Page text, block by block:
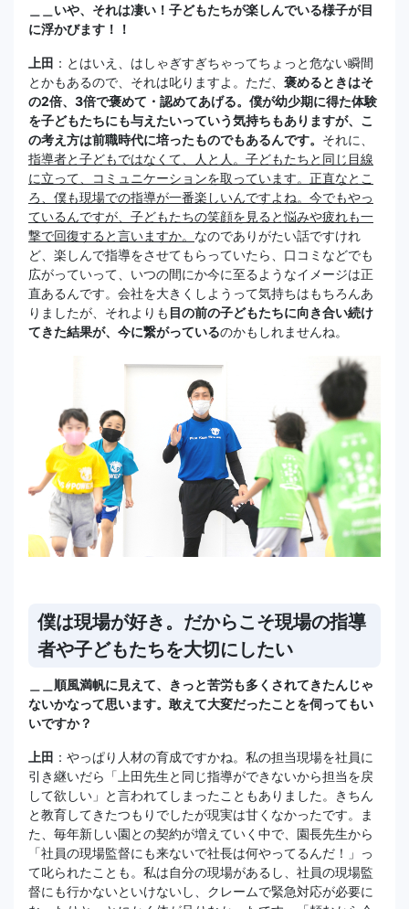
＿＿いや、それは凄い！子どもたちが楽しんでいる様子が目
に浮かびます！！
上田 ：とはいえ、はしゃぎすぎちゃってちょっと危ない瞬間
とかもあるので、それは叱りますよ。ただ、 褒めるときはそ
の2倍、3倍で褒めて・認めてあげる。僕が幼少期に得た体験
を子どもたちにも与えたいっていう気持ちもありますが、こ
の考え方は前職時代に培ったものでもあるんです。 それに、
指導者と子どもではなくて、人と人。子どもたちと同じ目線
に立って、コミュニケーションを取っています。正直なとこ
ろ、僕も現場での指導が一番楽しいんですよね。今でもやっ
ているんですが、子どもたちの笑顔を見ると悩みや疲れも一
撃で回復すると言いますか。 なのでありがたい話ですけれ
ど、楽しんで指導をさせてもらっていたら、口コミなどでも
広がっていって、いつの間にか今に至るようなイメージは正
直あるんです。会社を大きくしようって気持ちはもちろんあ
りましたが、それよりも 目の前の子どもたちに向き合い続け
てきた結果が、今に繋がっているのかもしれませんね。
僕は現場が好き。だからこそ現場の指導
者や子どもたちを大切にしたい
＿＿順風満帆に見えて、きっと苦労も多くされてきたんじゃ
ないかなって思います。敢えて大変だったことを伺ってもい
いですか？
上田 ：やっぱり人材の育成ですかね。私の担当現場を社員に
引き継いだら「上田先生と同じ指導ができないから担当を戻
して欲しい」と言われてしまったこともありました。きちん
と教育してきたつもりでしたが現実は甘くなかったです。ま
た、毎年新しい園との契約が増えていく中で、園長先生から
「社員の現場監督にも来ないで社長は何やってるんだ！」っ
て叱られたことも。私は自分の現場があるし、社員の現場監
督にも行かないといけないし、クレームで緊急対応が必要に